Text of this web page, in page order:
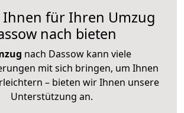
Ihnen für Ihren Umzug
nach bieten
nach Dassow kann viele
mit sich bringen, um Ihnen
– bieten wir Ihnen unsere
Unterstützung an.